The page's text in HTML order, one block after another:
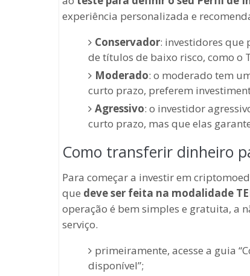
experiência personalizada e
Conservador: investidores que
de títulos de baixo risco, como o
Moderado: o moderado tem
curto prazo, preferem
Agressivo: o investidor
curto prazo, mas que elas
Como transferir dinheiro
Para começar a investir em
que deve ser feita na modalidade
operação é bem simples e gratuita, a
serviço.
primeiramente, acesse a guia
disponível”;